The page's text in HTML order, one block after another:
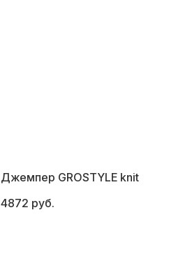
Джемпер GROSTYLE knit
4872 руб.